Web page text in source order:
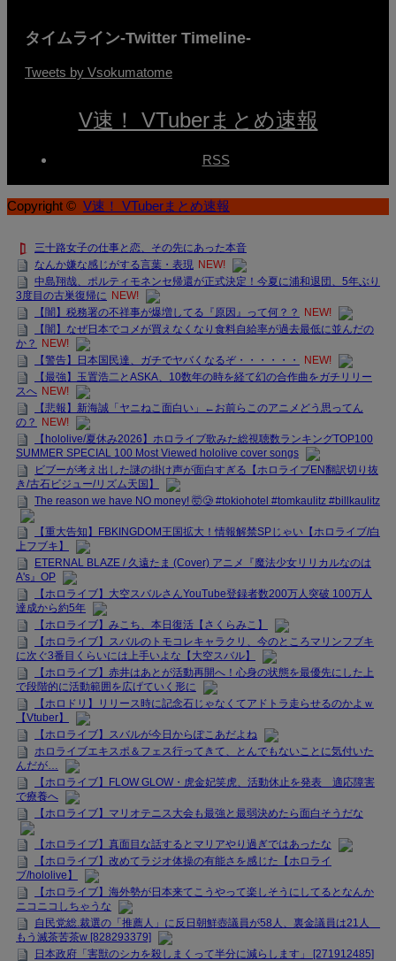
タイムライン-Twitter Timeline-
Tweets by Vsokumatome
V速！ VTuberまとめ速報
RSS
Copyright © V速！ VTuberまとめ速報
三十路女子の仕事と恋、その先にあった本音
なんか嫌な感じがする言葉・表現 NEW!
中島翔哉、ポルティモネンセ帰還が正式決定！今夏に浦和退団、5年ぶり
3度目の古巣復帰に NEW!
【闇】税務署の不祥事が爆増してる『原因』って何？？
NEW!
【闇】なぜ日本でコメが買えなくなり食料自給率が過去最低に並んだの
か？
NEW!
【警告】日本国民達、ガチでヤバくなるぞ・・・・・・
NEW!
【最強】玉置浩二とASKA、10数年の時を経て幻の合作曲をガチリリー
スへ NEW!
【悲報】新海誠「ヤニねこ面白い」←お前らこのアニメどう思ってん
の？
NEW!
【hololive/夏休み2026】ホロライブ歌みた総視聴数ランキングTOP100
SUMMER SPECIAL 100 Most Viewed hololive cover songs
ビブーが考え出した謎の掛け声が面白すぎる【ホロライブEN翻訳切り抜
き/古石ビジュー/リズム天国】
The reason we have NO money! 🤯🥲 #tokiohotel #tomkaulitz #billkaulitz
【重大告知】FBKINGDOM王国拡大！情報解禁SPじゃい【ホロライブ/白
上フブキ】
ETERNAL BLAZE / 久遠たま (Cover) アニメ『魔法少女リリカルなのは
A's』OP
【ホロライブ】大空スバルさんYouTube登録者数200万人突破 100万人
達成から約5年
【ホロライブ】みこち、本日復活【さくらみこ】
【ホロライブ】スバルのトモコレキャラクリ、今のところマリンフブキ
に次ぐ3番目くらいには上手いよな【大空スバル】
【ホロライブ】赤井はあとが活動再開へ！心身の状態を最優先にした上
で段階的に活動範囲を広げていく形に
【ホロドリ】リリース時に記念石じゃなくてアドトラ走らせるのかよｗ
【Vtuber】
【ホロライブ】スバルが今日からぽこあだよね
ホロライブエキスポ＆フェス行ってきて、とんでもないことに気付いた
んだが…
【ホロライブ】FLOW GLOW・虎金妃笑虎、活動休止を発表 適応障害
で療養へ
【ホロライブ】マリオテニス大会も最強と最弱決めたら面白そうだな
【ホロライブ】真面目な話するとマリアやり過ぎではあったな
【ホロライブ】改めてラジオ体操の有能さを感じた【ホロライ
ブ/hololive】
【ホロライブ】海外勢が日本来てこうやって楽しそうにしてるとなんか
ニコニコしちゃうな
自民党総.裁選の「推薦人」に反日朝鮮壺議員が58人、裏金議員は21人
もう滅茶苦茶w [828293379]
日本政府「害獣のシカを殺しまくって半分に減らします」 [271912485]